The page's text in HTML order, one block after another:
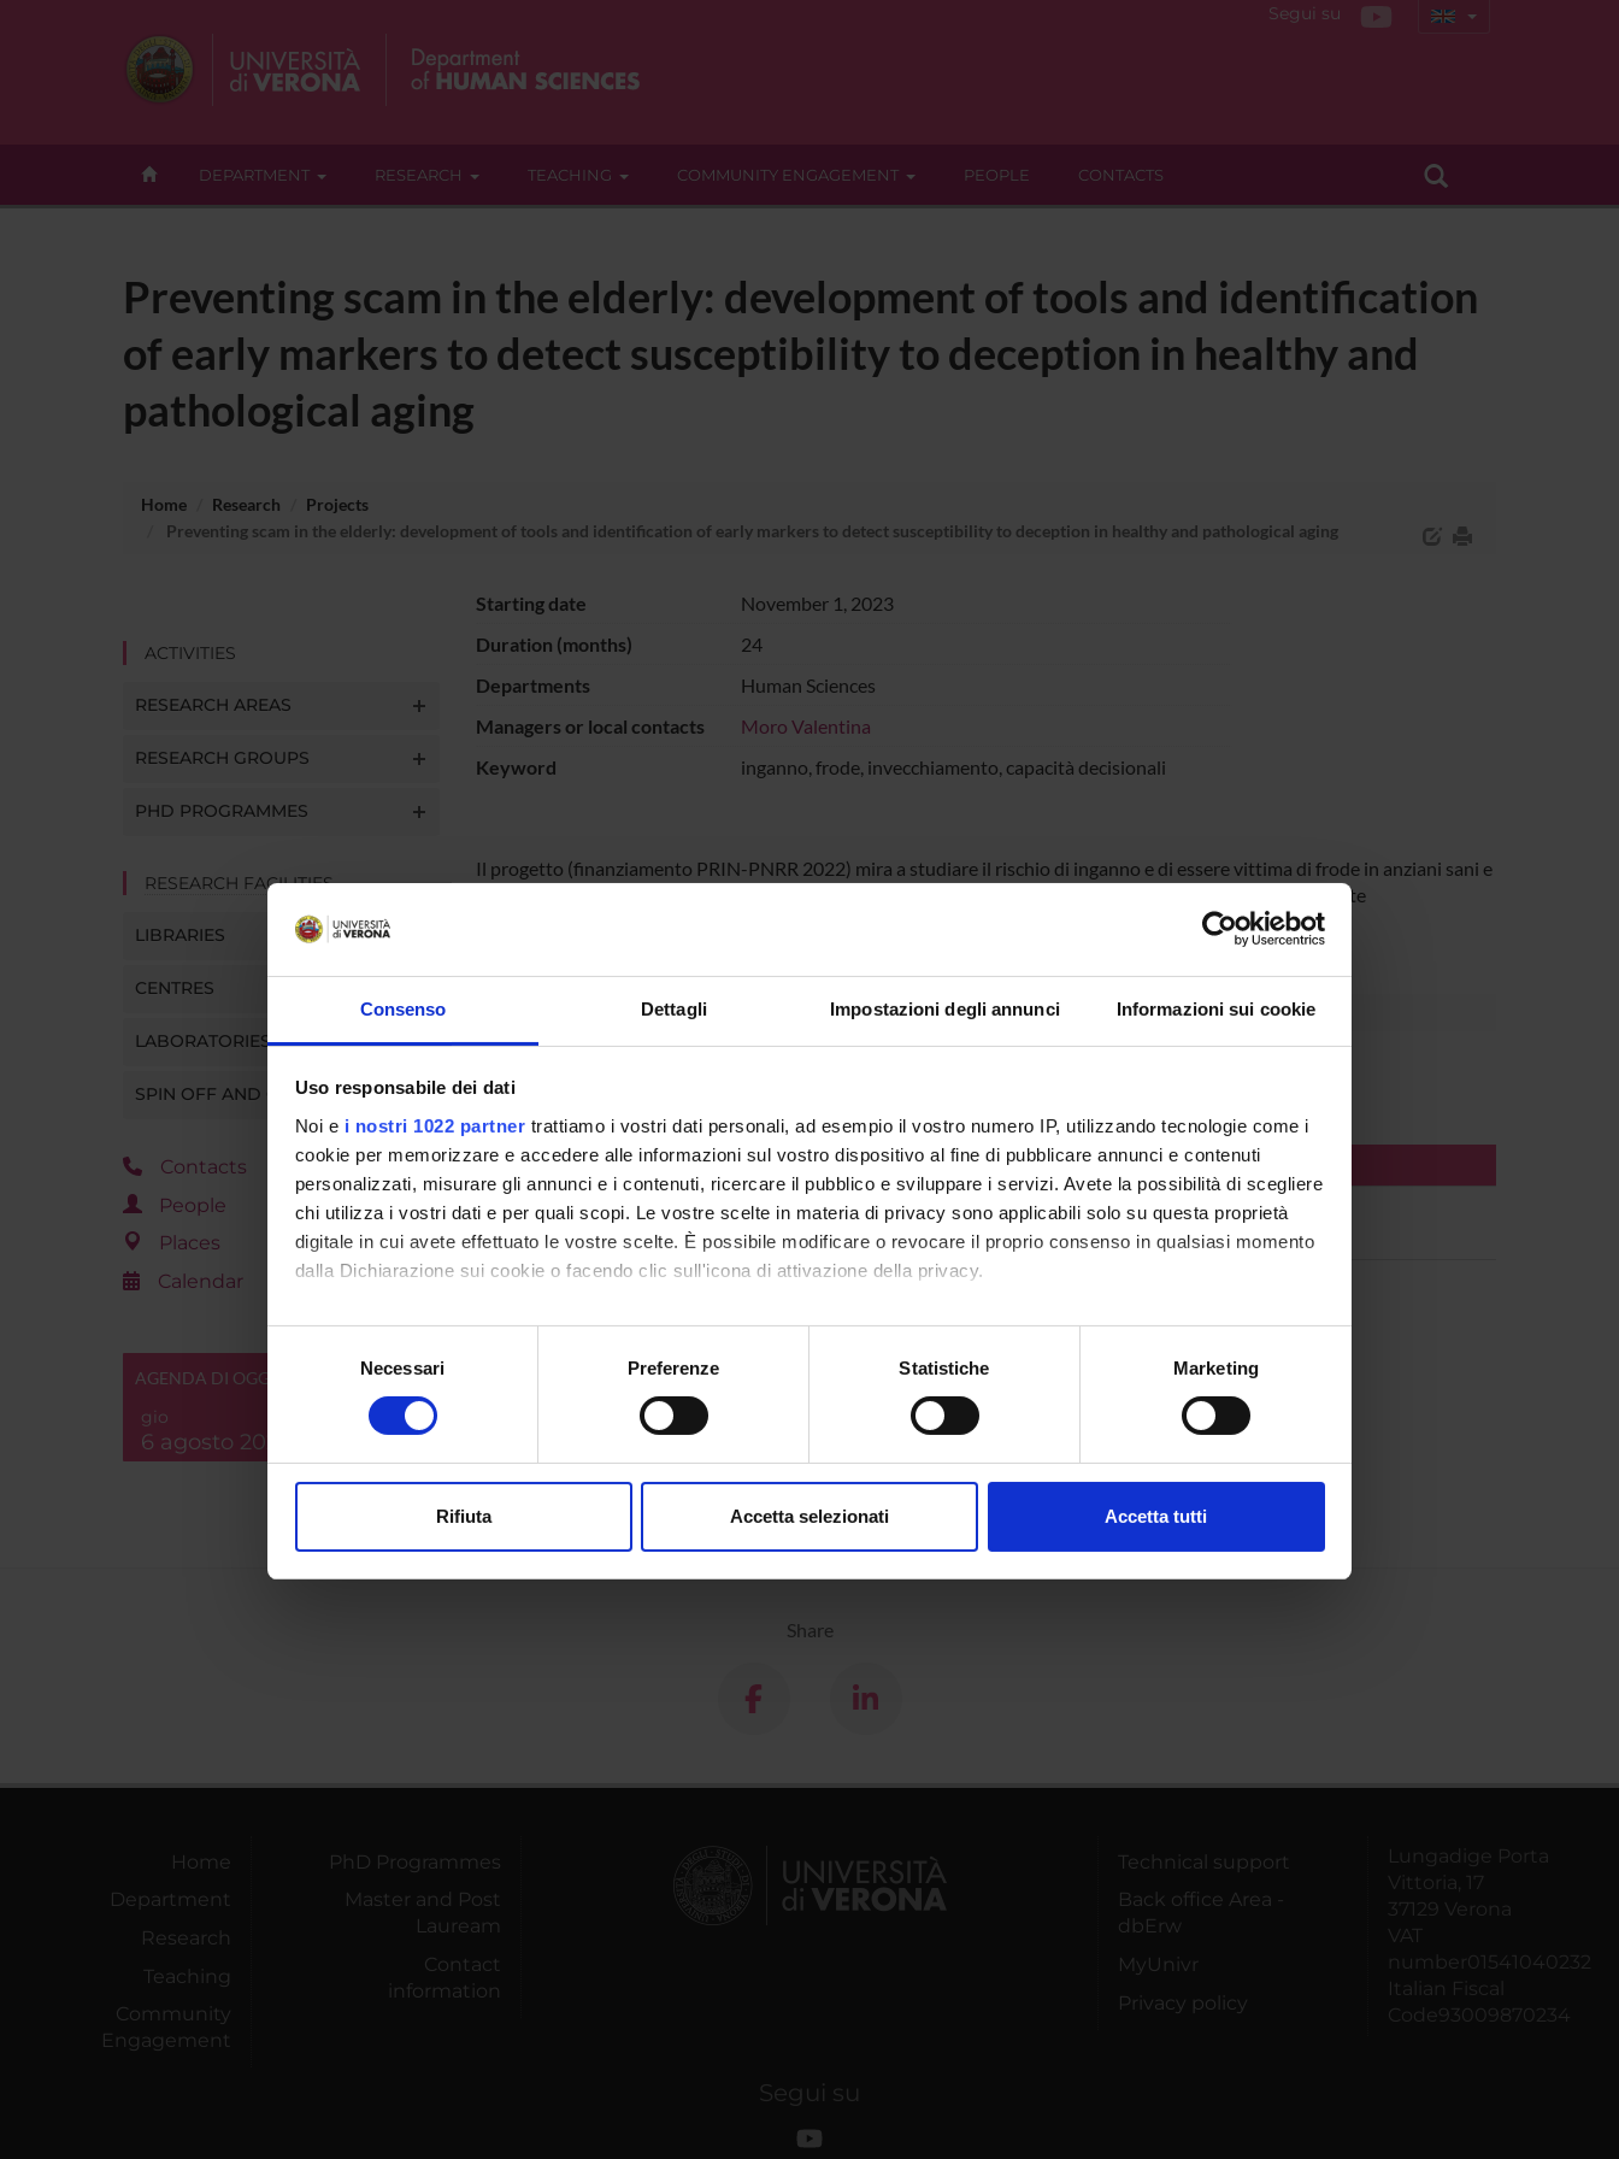
Consenso Dettagli Impostazioni degli annunci Informazioni sui cookie
Uso responsabile dei dati
Noi e i nostri 1022 partner trattiamo i vostri dati personali, ad esempio il vostro numero IP, utilizzando tecnologie come i
cookie per memorizzare e accedere alle informazioni sul vostro dispositivo al fine di pubblicare annunci e contenuti
personalizzati, misurare gli annunci e i contenuti, ricercare il pubblico e sviluppare i servizi. Avete la possibilità di scegliere
chi utilizza i vostri dati e per quali scopi. Le vostre scelte in materia di privacy sono applicabili solo su questa proprietà
digitale in cui avete effettuato le vostre scelte. È possibile modificare o revocare il proprio consenso in qualsiasi momento
dalla Dichiarazione sui cookie o facendo clic sull'icona di attivazione della privacy.
Con il tuo consenso, vorremmo anche:
raccogliere informazioni sulla tua posizione geografica, con un'approssimazione di qualche metro,
digitali).
modificare o ritirare il tuo consenso in qualsiasi momento dalla Dichiarazione sui cookie.
del
Necessari Preferenze Statistiche Marketing
Rifiuta Accetta selezionati Accetta tutti
Segui su
DEPARTMENT RESEARCH TEACHING COMMUNITY ENGAGEMENT PEOPLE CONTACTS
Preventing scam in the elderly: development of tools and identification
of early markers to detect susceptibility to deception in healthy and
pathological aging
Home Research
Projects
Preventing scam in the elderly: development of tools and identification of early markers to detect susceptibility to deception in healthy and pathological aging
ACTIVITIES
RESEARCH AREAS
RESEARCH GROUPS
PHD PROGRAMMES
RESEARCH FACILITIES
LIBRARIES
CENTRES
LABORATORIES
SPIN OFF AND COMPANIES
Contacts
People
Places
Calendar
AGENDA DI OGGI
gio
6 agosto 2026
Starting date
November 1, 2023
Duration (months)
24
Departments
Human Sciences
Managers or local contacts
Moro Valentina
Keyword
inganno, frode, invecchiamento, capacità decisionali
Il progetto (finanziamento PRIN-PNRR 2022) mira a studiare il rischio di inganno e di essere vittima di frode in anziani sani e
con decadimento cognitivo. Varie misure cognitive e comportamentali vengono raccolte insieme alle risposte
PROJECT PARTICIPANTS
RESEARCH AREAS INVOLVED IN THE PROJECT
Infanzia, famiglia, reti sociali
Psychology, Multidisciplinary
Share
Home
Department
Research
Teaching
Community
Engagement
PhD Programmes
Master and Post
Lauream
Contact
information
Technical support
Back office Area -
dbErw
MyUnivr
Privacy policy
Lungadige Porta
Vittoria, 17
37129 Verona
VAT
number01541040232
Italian Fiscal
Code93009870234
Segui su